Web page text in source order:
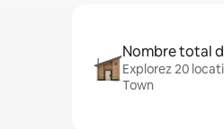
Nombre total
Explorez 20
Town